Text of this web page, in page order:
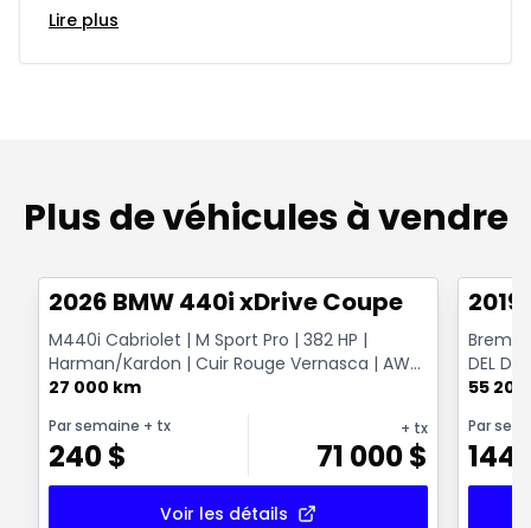
Lire plus
Plus de véhicules à vendre
2026 BMW 440i xDrive Coupe
M440i Cabriolet | M Sport Pro | 382 HP |
Harman/Kardon | Cuir Rouge Vernasca | AWD
| Démarreur à dis...
27 000 km
Par semaine + tx
240$
+ tx
71 000$
Voir les détails
DEL
55
Par
144